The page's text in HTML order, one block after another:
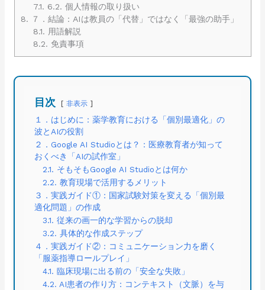
7.1. 6.2. 個人情報の取り扱い
8. ７．結論：AIは教員の「代替」ではなく「最強の助手」
8.1. 用語解説
8.2. 免責事項
目次 非表示
１．はじめに：薬学教育における「個別最適化」の
波とAIの役割
２．Google AI Studioとは？：医療教育者が知って
おくべき「AIの試作室」
2.1. そもそもGoogle AI Studioとは何か
2.2. 教育現場で活用するメリット
３．実践ガイド①：国家試験対策を変える「個別最
適化問題」の作成
3.1. 従来の画一的な学習からの脱却
3.2. 具体的な作成ステップ
４．実践ガイド②：コミュニケーション力を磨く
「服薬指導ロールプレイ」
4.1. 臨床現場に出る前の「安全な失敗」
4.2. AI患者の作り方：コンテキスト（文脈）を与